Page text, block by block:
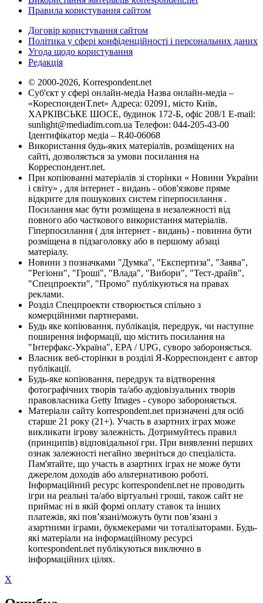
Правила користування сайтом
Договір користування сайтом
Політика у сфері конфіденційності і персональних даних
Угода щодо користування
Редакція
© 2000-2026, Korrespondent.net
Суб'єкт у сфері онлайн-медіа Назва онлайн-медіа –
«КореспонденТ.net» Адреса: 02091, місто Київ,
ХАРКІВСЬКЕ ШОСЕ, будинок 172-Б, офіс 208/1 E-mail:
sunlight@mediadim.com.ua Телефон: 044-205-43-00
Ідентифікатор медіа – R40-06068
Використання будь-яких матеріалів, розміщених на
сайті, дозволяється за умови посилання на
Корреспондент.net.
При копіюванні матеріалів зі сторінки « Новини України
і світу» , для інтернет - видань - обов'язкове пряме
відкрите для пошукових систем гіперпосилання .
Посилання має бути розміщена в незалежності від
повного або часткового використання матеріалів.
Гіперпосилання ( для інтернет - видань) - повинна бути
розміщена в підзаголовку або в першому абзаці
матеріалу.
Новини з позначками "Думка", "Експертиза", "Заява",
"Регіони", "Гроші", "Влада", "Вибори", "Тест-драйв",
"Спецпроекти", "Промо" публікуються на правах
реклами.
Розділ Спецпроекти створюється спільно з
комерційними партнерами.
Будь яке копіювання, публікація, передрук, чи наступне
поширення інформації, що містить посилання на
"Інтерфакс-Україна", EPA / UPG, суворо забороняється.
Власник веб-сторінки в розділі Я-Корреспондент є автор
публікації.
Будь-яке копіювання, передрук та відтворення
фотографічних творів та/або аудіовізуальних творів
правовласника Getty Images - суворо забороняється.
Матеріали сайту korrespondent.net призначені для осіб
старше 21 року (21+). Участь в азартних іграх може
викликати ігрову залежність. Дотримуйтесь правил
(принципів) відповідальної гри. При виявленні перших
ознак залежності негайно зверніться до спеціаліста.
Пам'ятайте, що участь в азартних іграх не може бути
джерелом доходів або альтернативою роботі.
Інформаційний ресурс korrespondent.net не проводить
ігри на реальні та/або віртуальні гроші, також сайт не
приймає ні в якій формі оплату ставок та інших
платежів, які пов’язані/можуть бути пов’язані з
азартними іграми, букмекерами чи тоталізаторами. Будь-
які матеріали на інформаційному ресурсі
korrespondent.net публікуються виключно в
інформаційних цілях.
X